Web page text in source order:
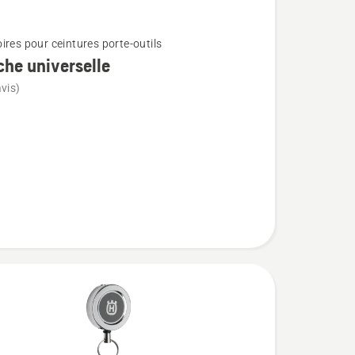
pour ceintures porte-outils
universelle